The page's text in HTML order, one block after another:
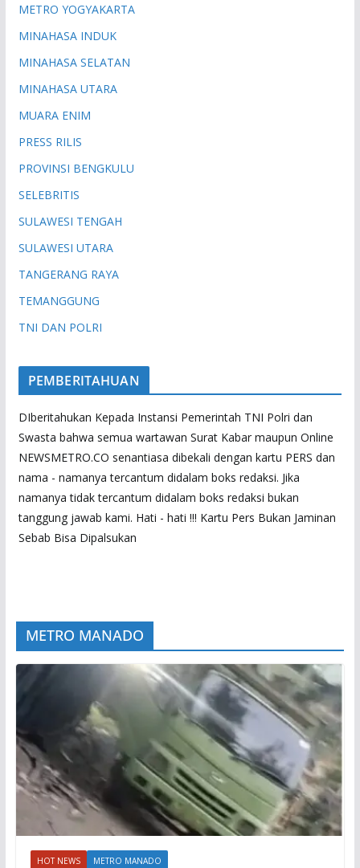
METRO YOGYAKARTA
MINAHASA INDUK
MINAHASA SELATAN
MINAHASA UTARA
MUARA ENIM
PRESS RILIS
PROVINSI BENGKULU
SELEBRITIS
SULAWESI TENGAH
SULAWESI UTARA
TANGERANG RAYA
TEMANGGUNG
TNI DAN POLRI
PEMBERITAHUAN
DIberitahukan Kepada Instansi Pemerintah TNI Polri dan
Swasta bahwa semua wartawan Surat Kabar maupun Online
NEWSMETRO.CO senantiasa dibekali dengan kartu PERS dan
nama - namanya tercantum didalam boks redaksi. Jika
namanya tidak tercantum didalam boks redaksi bukan
tanggung jawab kami. Hati - hati !!! Kartu Pers Bukan Jaminan
Sebab Bisa Dipalsukan
METRO MANADO
HOT NEWS METRO MANADO